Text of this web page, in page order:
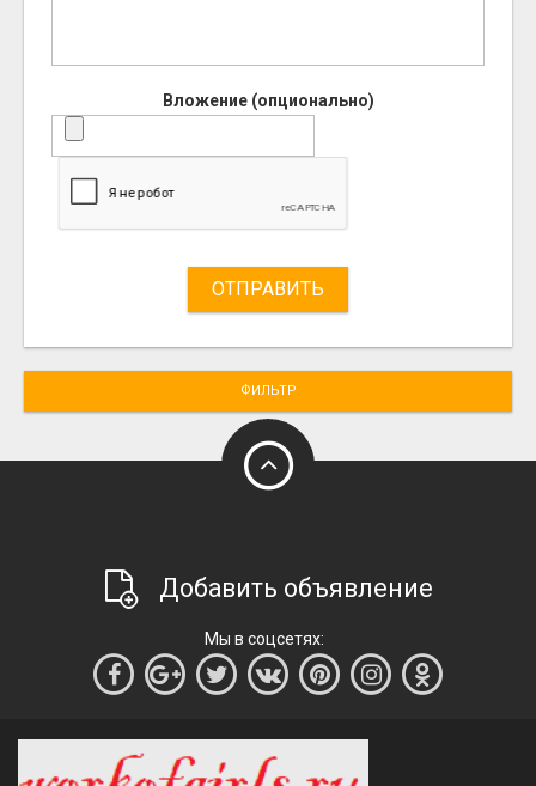
Вложение (опционально)
ОТПРАВИТЬ
ФИЛЬТР
Добавить объявление
Мы в соцсетях: